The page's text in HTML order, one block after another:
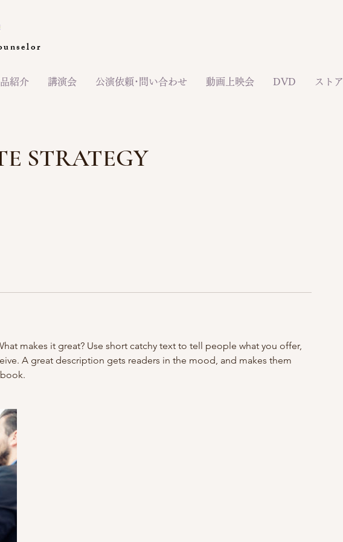
紹介 講演会 公演依頼･問い合わせ 動画上映会 DVD ストア
STRATEGY
makes it great? Use short catchy text to tell people what you offer,
A great description gets readers in the mood, and makes them